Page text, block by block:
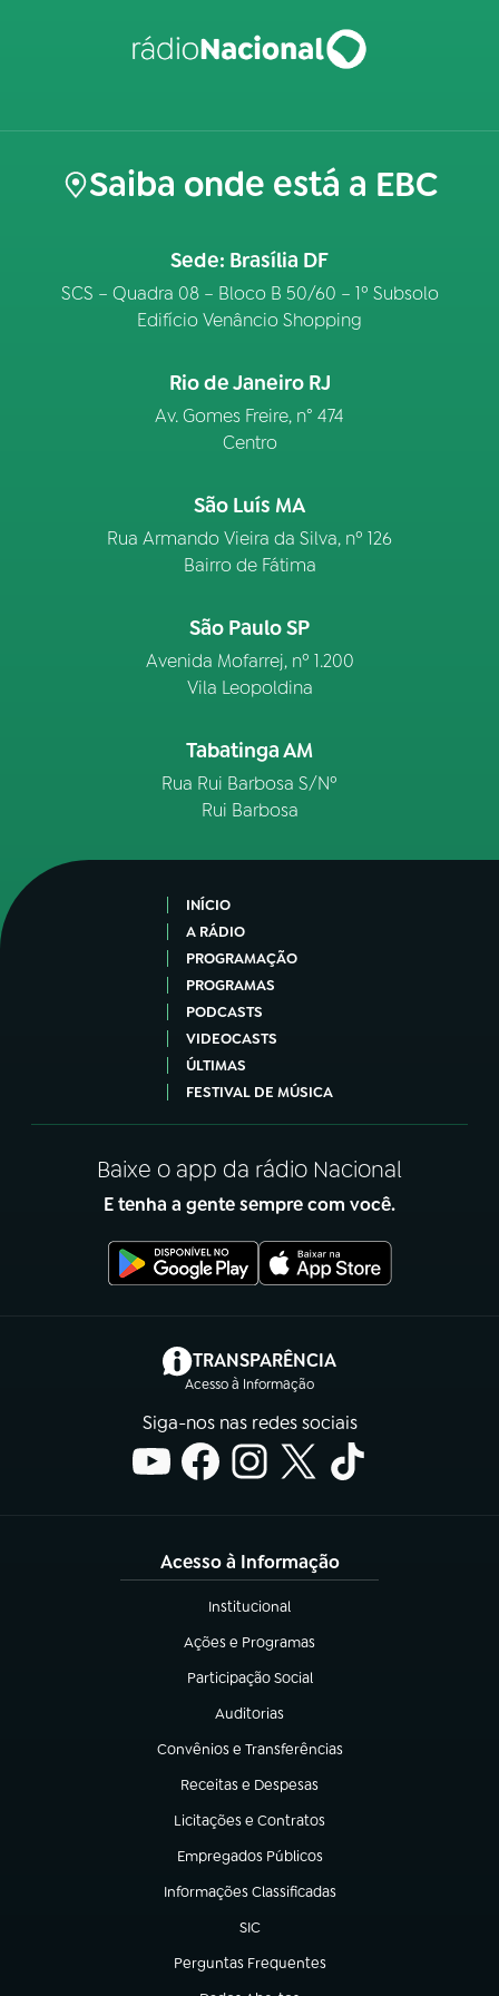
Saiba onde está a EBC
Sede: Brasília DF
SCS – Quadra 08 – Bloco B 50/60 – 1º Subsolo
Edifício Venâncio Shopping
Rio de Janeiro RJ
Av. Gomes Freire, n° 474
Centro
São Luís MA
Rua Armando Vieira da Silva, nº 126
Bairro de Fátima
São Paulo SP
Avenida Mofarrej, nº 1.200
Vila Leopoldina
Tabatinga AM
Rua Rui Barbosa S/Nº
Rui Barbosa
INÍCIO
A RÁDIO
PROGRAMAÇÃO
PROGRAMAS
PODCASTS
VIDEOCASTS
ÚLTIMAS
FESTIVAL DE MÚSICA
Baixe o app da rádio Nacional
E tenha a gente sempre com você.
TRANSPARÊNCIA
Acesso à Informação
(abre em nova aba)
Siga-nos nas redes sociais
Acesso à Informação
Institucional
(abre em nova aba)
Ações e Programas
(abre em nova aba)
Participação Social
(abre em nova aba)
Auditorias
(abre em nova aba)
Convênios e Transferências
(abre em nova aba)
Receitas e Despesas
(abre em nova aba)
Licitações e Contratos
(abre em nova aba)
Empregados Públicos
(abre em nova aba)
Informações Classificadas
(abre em nova aba)
SIC
(abre em nova aba)
Perguntas Frequentes
(abre em nova aba)